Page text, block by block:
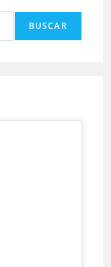
BUSCAR